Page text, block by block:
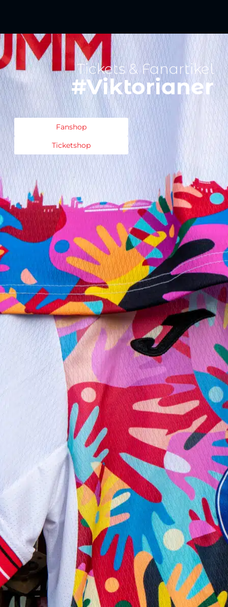
Tickets & Fanartikel
#Viktorianer
Fanshop
Ticketshop